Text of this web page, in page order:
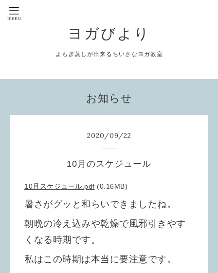
ヨガびより
よもぎ蒸しが出来るちいさなヨガ教室
お知らせ
2020/09/22
10月のスケジュール
10月スケジュール.pdf (0.16MB)
暑さがグッと和らいできましたね。
朝晩の冷え込みや乾燥で風邪引きやす
くなる時期です。
私はこの時期は本当に要注意です。